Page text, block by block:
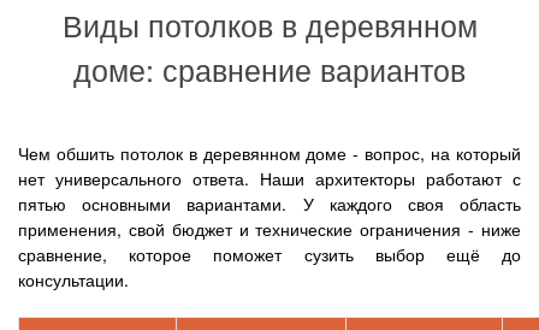
Виды потолков в деревянном
доме: сравнение вариантов
Чем обшить потолок в деревянном доме - вопрос, на который
нет универсального ответа. Наши архитекторы работают с
пятью основными вариантами. У каждого своя область
применения, свой бюджет и технические ограничения - ниже
сравнение, которое поможет сузить выбор ещё до
консультации.